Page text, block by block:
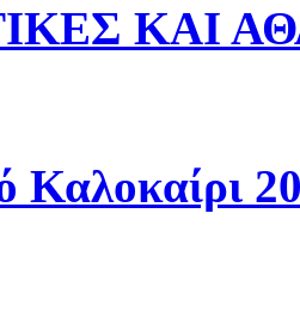
ΚΑΙ
Καλοκαίρι